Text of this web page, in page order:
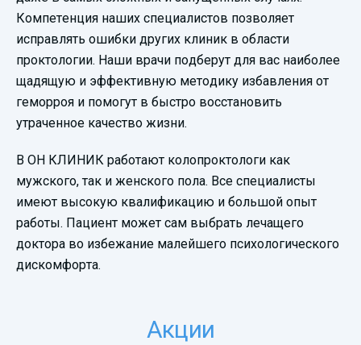
Компетенция наших специалистов позволяет
исправлять ошибки других клиник в области
проктологии. Наши врачи подберут для вас наиболее
щадящую и эффективную методику избавления от
геморроя и помогут в быстро восстановить
утраченное качество жизни.
В ОН КЛИНИК работают колопроктологи как
мужского, так и женского пола. Все специалисты
имеют высокую квалификацию и большой опыт
работы. Пациент может сам выбрать лечащего
доктора во избежание малейшего психологического
дискомфорта.
Акции